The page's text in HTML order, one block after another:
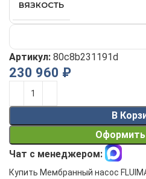
ВЯЗКОСТЬ
Артикул: 80c8b231191d
230 960 ₽
В
Оформить
Alternative:
Чат с менеджером:
Купить Мембранный насос